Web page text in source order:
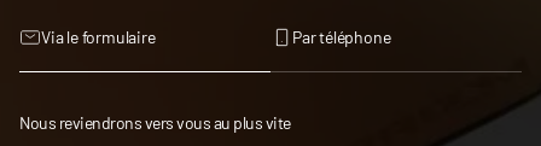
Via le formulaire Par téléphone
Nous reviendrons vers vous au plus vite